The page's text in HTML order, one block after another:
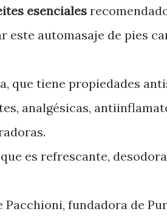
esenciales
este automasaje de pies
que tiene propiedades
analgésicas,
es refrescante,
Pacchioni, fundadora de